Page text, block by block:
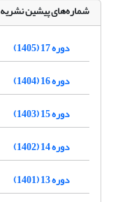
شماره‌های پیشین نشریه
دوره 17 (1405)
دوره 16 (1404)
دوره 15 (1403)
دوره 14 (1402)
دوره 13 (1401)